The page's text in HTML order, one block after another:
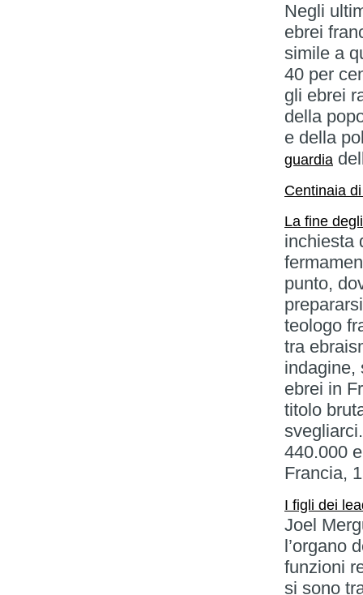
Negli
ebrei
simile a
40 per
gli ebrei
della
e della
guardia
Centinaia
La fine
inchiesta
punto,
teologo
tra
indagine,
ebrei in
titolo
440.000
Francia,
I figli dei
Joel
l’organo
funzioni
si sono